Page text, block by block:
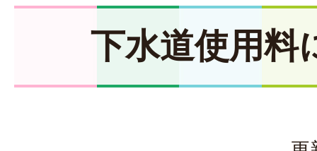
下水道使用料